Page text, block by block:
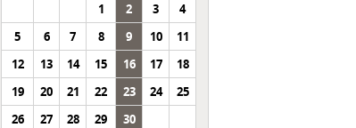
1
2 3
4
5
6 7 8 9 10
11
12
13 14 15 16 17
18
19
20 21 22 23 24
25
26
27 28 29 30